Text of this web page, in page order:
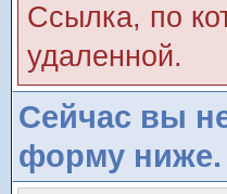
Ссылка, по
удаленной.
Сейчас вы
форму ниже.